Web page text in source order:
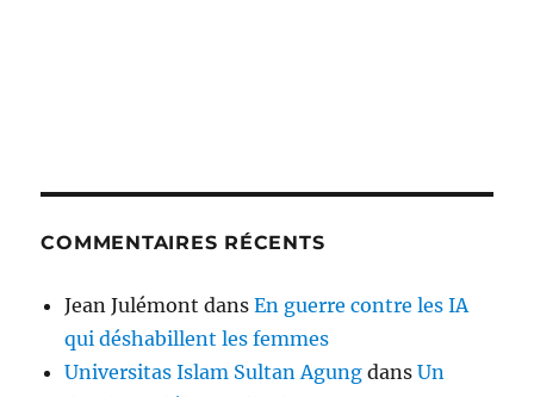
COMMENTAIRES RÉCENTS
Jean Julémont dansEn guerre contre les IA
qui déshabillent les femmes
Universitas Islam Sultan Agung dansUn